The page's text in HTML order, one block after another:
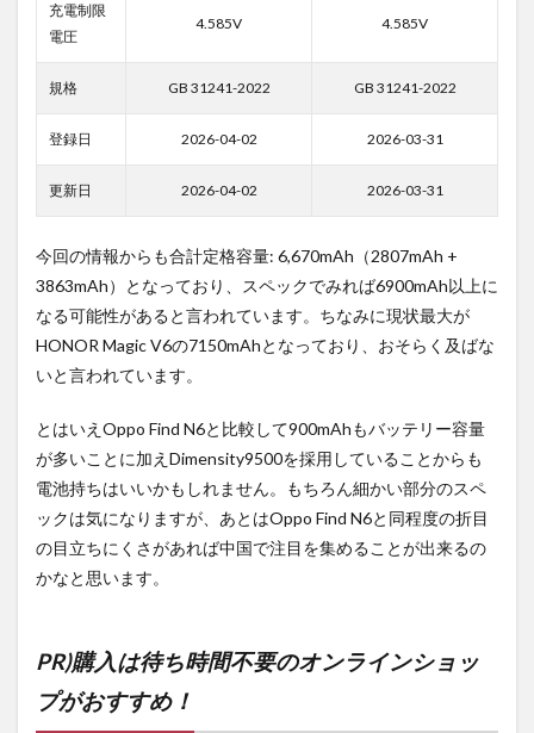
充電制限
電圧
4.585V 4.585V
規格 GB 31241-2022 GB 31241-2022
登録日 2026-04-02 2026-03-31
更新日 2026-04-02 2026-03-31
今回の情報からも合計定格容量: 6,670mAh（2807mAh +
3863mAh）となっており、スペックでみれば6900mAh以上に
なる可能性があると言われています。ちなみに現状最大が
HONOR Magic V6の7150mAhとなっており、おそらく及ばな
いと言われています。
とはいえOppo Find N6と比較して900mAhもバッテリー容量
が多いことに加えDimensity9500を採用していることからも
電池持ちはいいかもしれません。もちろん細かい部分のスペ
ックは気になりますが、あとはOppo Find N6と同程度の折目
の目立ちにくさがあれば中国で注目を集めることが出来るの
かなと思います。
PR)購入は待ち時間不要のオンラインショッ
プがおすすめ！